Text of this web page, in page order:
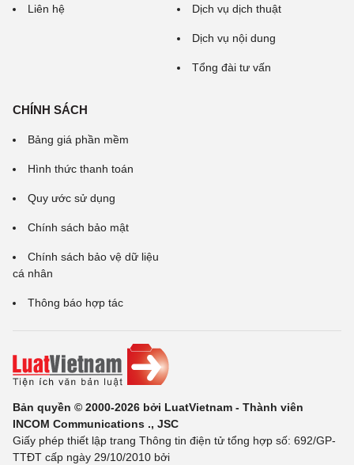
Liên hệ Dịch vụ dịch thuật
Dịch vụ nội dung
Tổng đài tư vấn
CHÍNH SÁCH
Bảng giá phần mềm
Hình thức thanh toán
Quy ước sử dụng
Chính sách bảo mật
Chính sách bảo vệ dữ liệu
cá nhân
Thông báo hợp tác
Bản quyền © 2000-2026 bởi LuatVietnam - Thành viên
INCOM Communications ., JSC
Giấy phép thiết lập trang Thông tin điện tử tổng hợp số: 692/GP-
TTĐT cấp ngày 29/10/2010 bởi